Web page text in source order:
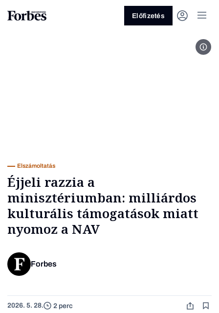
Üzlet
Előfizetés
Elszámoltatás
Éjjeli razzia a
minisztériumban: milliárdos
kulturális támogatások miatt
nyomoz a NAV
Forbes
2026. 5. 28. 2 perc